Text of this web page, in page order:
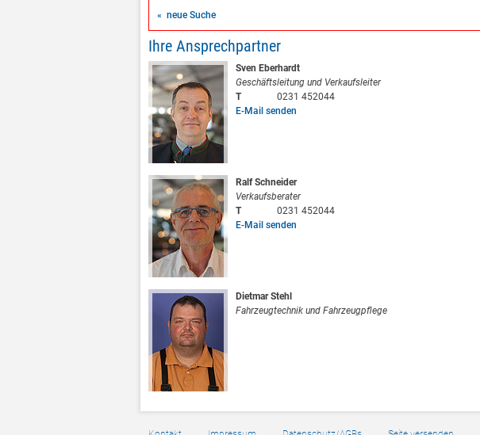
« neue Suche
Ihre Ansprechpartner
Sven Eberhardt
Geschäftsleitung und Verkaufsleiter
T
0231 452044
E-Mail senden
Ralf Schneider
Verkaufsberater
T
0231 452044
E-Mail senden
Dietmar Stehl
Fahrzeugtechnik und Fahrzeugpflege